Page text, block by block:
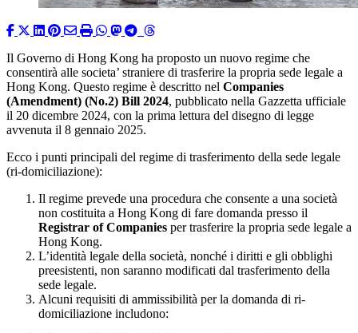
Il Governo di Hong Kong ha proposto un nuovo regime che
consentirà alle societa’ straniere di trasferire la propria sede legale a
Hong Kong. Questo regime è descritto nel Companies
(Amendment) (No.2) Bill 2024, pubblicato nella Gazzetta ufficiale
il 20 dicembre 2024, con la prima lettura del disegno di legge
avvenuta il 8 gennaio 2025.
Ecco i punti principali del regime di trasferimento della sede legale
(ri-domiciliazione):
Il regime prevede una procedura che consente a una società
non costituita a Hong Kong di fare domanda presso il
Registrar of Companies per trasferire la propria sede legale a
Hong Kong.
L’identità legale della società, nonché i diritti e gli obblighi
preesistenti, non saranno modificati dal trasferimento della
sede legale.
Alcuni requisiti di ammissibilità per la domanda di ri-
domiciliazione includono: